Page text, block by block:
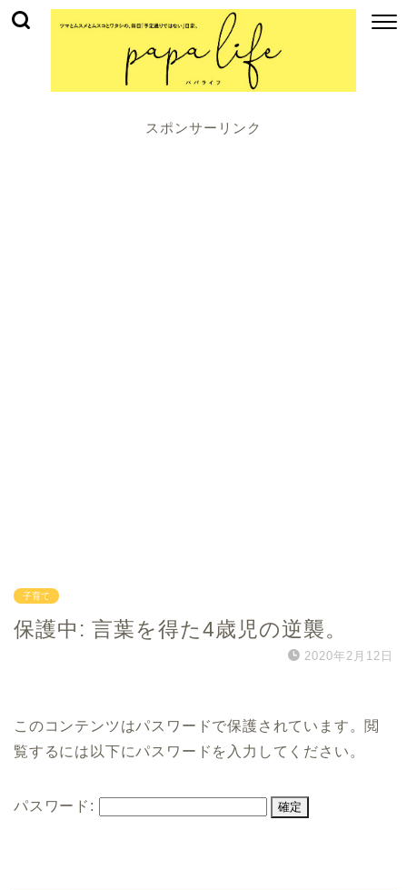
スポンサーリンク
子育て
保護中: 言葉を得た4歳児の逆襲。
2020年2月12日
このコンテンツはパスワードで保護されています。閲
覧するには以下にパスワードを入力してください。
パスワード: